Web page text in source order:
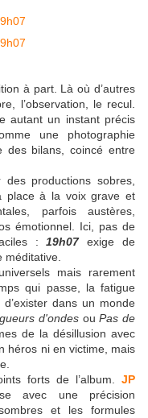
à part. Là où d’autres
l’observation, le recul.
autant un instant précis
une photographie
des bilans, coincé entre
productions sobres,
place à la voix grave et
parfois austères,
émotionnel. Ici, pas de
:19h07exige de
méditative.
mais rarement
qui passe, la fatigue
dans un monde
d'ondes ouPas de
de la désillusion avec
héros ni en victime, mais
forts de l’album. JP
avec une précision
et les formules